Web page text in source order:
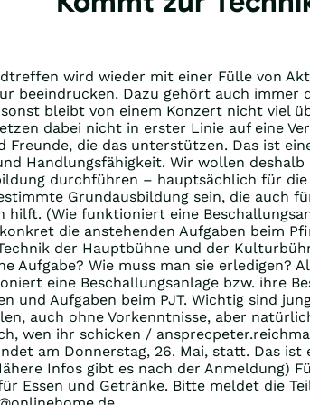
wird wieder mit einer Fülle von
beeindrucken. Dazu gehört auch immer
bleibt von einem Konzert nicht viel
dabei nicht in erster Linie auf eine
Freunde, die das unterstützen. Das ist
Handlungsfähigkeit. Wir wollen
durchführen – hauptsächlich für
Grundausbildung sein, die auch
hilft. (Wie funktioniert eine
die anstehenden Aufgaben beim
der Hauptbühne und der
Aufgabe? Wie muss man sie erledigen?
eine Beschallungsanlage bzw. ihre
und Aufgaben beim PJT. Wichtig sind
auch ohne Vorkenntnisse, aber
wen ihr schicken /
am Donnerstag, 26. Mai, statt. Das ist
Infos gibt es nach der Anmeldung)
Essen und Getränke. Bitte meldet die